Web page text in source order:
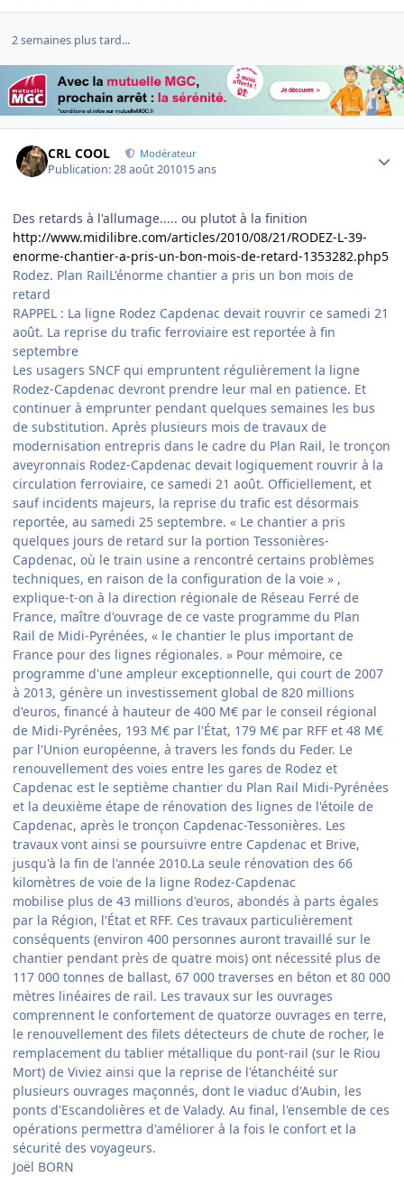
2 semaines plus tard...
CRL COOL Modérateur
Publication:28 août 201015 ans
Des retards à l'allumage..... ou plutot à la finition
http://www.midilibre.com/articles/2010/08/21/RODEZ-L-39-
enorme-chantier-a-pris-un-bon-mois-de-retard-1353282.php5
Rodez. Plan RailL'énorme chantier a pris un bon mois de
retard
RAPPEL : La ligne Rodez Capdenac devait rouvrir ce samedi 21
août. La reprise du trafic ferroviaire est reportée à fin
septembre
Les usagers SNCF qui empruntent régulièrement la ligne
Rodez-Capdenac devront prendre leur mal en patience. Et
continuer à emprunter pendant quelques semaines les bus
de substitution. Après plusieurs mois de travaux de
modernisation entrepris dans le cadre du Plan Rail, le tronçon
aveyronnais Rodez-Capdenac devait logiquement rouvrir à la
circulation ferroviaire, ce samedi 21 août. Officiellement, et
sauf incidents majeurs, la reprise du trafic est désormais
reportée, au samedi 25 septembre. « Le chantier a pris
quelques jours de retard sur la portion Tessonières-
Capdenac, où le train usine a rencontré certains problèmes
techniques, en raison de la configuration de la voie » ,
explique-t-on à la direction régionale de Réseau Ferré de
France, maître d'ouvrage de ce vaste programme du Plan
Rail de Midi-Pyrénées, « le chantier le plus important de
France pour des lignes régionales. » Pour mémoire, ce
programme d'une ampleur exceptionnelle, qui court de 2007
à 2013, génère un investissement global de 820 millions
d'euros, financé à hauteur de 400 M€ par le conseil régional
de Midi-Pyrénées, 193 M€ par l'État, 179 M€ par RFF et 48 M€
par l'Union européenne, à travers les fonds du Feder. Le
renouvellement des voies entre les gares de Rodez et
Capdenac est le septième chantier du Plan Rail Midi-Pyrénées
et la deuxième étape de rénovation des lignes de l'étoile de
Capdenac, après le tronçon Capdenac-Tessonières. Les
travaux vont ainsi se poursuivre entre Capdenac et Brive,
jusqu'à la fin de l'année 2010.La seule rénovation des 66
kilomètres de voie de la ligne Rodez-Capdenac
mobilise plus de 43 millions d'euros, abondés à parts égales
par la Région, l'État et RFF. Ces travaux particulièrement
conséquents (environ 400 personnes auront travaillé sur le
chantier pendant près de quatre mois) ont nécessité plus de
117 000 tonnes de ballast, 67 000 traverses en béton et 80 000
mètres linéaires de rail. Les travaux sur les ouvrages
comprennent le confortement de quatorze ouvrages en terre,
le renouvellement des filets détecteurs de chute de rocher, le
remplacement du tablier métallique du pont-rail (sur le Riou
Mort) de Viviez ainsi que la reprise de l'étanchéité sur
plusieurs ouvrages maçonnés, dont le viaduc d'Aubin, les
ponts d'Escandolières et de Valady. Au final, l'ensemble de ces
opérations permettra d'améliorer à la fois le confort et la
sécurité des voyageurs.
Joël BORN